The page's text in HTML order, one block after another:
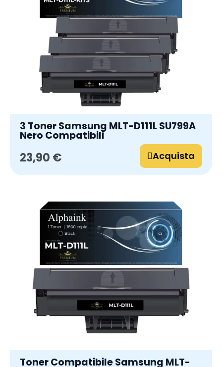
3 Toner Samsung MLT-D111L SU799A
Nero Compatibili
23,90 € Acquista
Toner Compatibile Samsung MLT-